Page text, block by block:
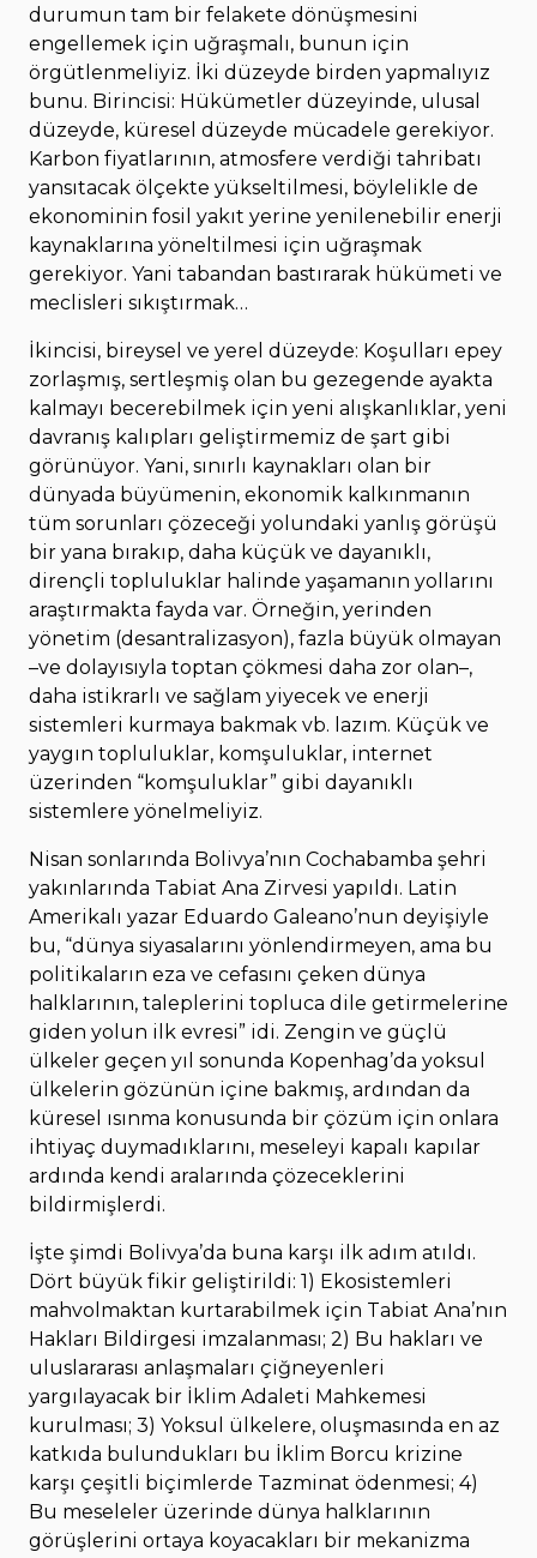
durumun tam bir felakete dönüşmesini
engellemek için uğraşmalı, bunun için
örgütlenmeliyiz. İki düzeyde birden yapmalıyız
bunu. Birincisi: Hükümetler düzeyinde, ulusal
düzeyde, küresel düzeyde mücadele gerekiyor.
Karbon fiyatlarının, atmosfere verdiği tahribatı
yansıtacak ölçekte yükseltilmesi, böylelikle de
ekonominin fosil yakıt yerine yenilenebilir enerji
kaynaklarına yöneltilmesi için uğraşmak
gerekiyor. Yani tabandan bastırarak hükümeti ve
meclisleri sıkıştırmak…
İkincisi, bireysel ve yerel düzeyde: Koşulları epey
zorlaşmış, sertleşmiş olan bu gezegende ayakta
kalmayı becerebilmek için yeni alışkanlıklar, yeni
davranış kalıpları geliştirmemiz de şart gibi
görünüyor. Yani, sınırlı kaynakları olan bir
dünyada büyümenin, ekonomik kalkınmanın
tüm sorunları çözeceği yolundaki yanlış görüşü
bir yana bırakıp, daha küçük ve dayanıklı,
dirençli topluluklar halinde yaşamanın yollarını
araştırmakta fayda var. Örneğin, yerinden
yönetim (desantralizasyon), fazla büyük olmayan
–ve dolayısıyla toptan çökmesi daha zor olan–,
daha istikrarlı ve sağlam yiyecek ve enerji
sistemleri kurmaya bakmak vb. lazım. Küçük ve
yaygın topluluklar, komşuluklar, internet
üzerinden “komşuluklar” gibi dayanıklı
sistemlere yönelmeliyiz.
Nisan sonlarında Bolivya’nın Cochabamba şehri
yakınlarında Tabiat Ana Zirvesi yapıldı. Latin
Amerikalı yazar Eduardo Galeano’nun deyişiyle
bu, “dünya siyasalarını yönlendirmeyen, ama bu
politikaların eza ve cefasını çeken dünya
halklarının, taleplerini topluca dile getirmelerine
giden yolun ilk evresi” idi. Zengin ve güçlü
ülkeler geçen yıl sonunda Kopenhag’da yoksul
ülkelerin gözünün içine bakmış, ardından da
küresel ısınma konusunda bir çözüm için onlara
ihtiyaç duymadıklarını, meseleyi kapalı kapılar
ardında kendi aralarında çözeceklerini
bildirmişlerdi.
İşte şimdi Bolivya’da buna karşı ilk adım atıldı.
Dört büyük fikir geliştirildi: 1) Ekosistemleri
mahvolmaktan kurtarabilmek için Tabiat Ana’nın
Hakları Bildirgesi imzalanması; 2) Bu hakları ve
uluslararası anlaşmaları çiğneyenleri
yargılayacak bir İklim Adaleti Mahkemesi
kurulması; 3) Yoksul ülkelere, oluşmasında en az
katkıda bulundukları bu İklim Borcu krizine
karşı çeşitli biçimlerde Tazminat ödenmesi; 4)
Bu meseleler üzerinde dünya halklarının
görüşlerini ortaya koyacakları bir mekanizma